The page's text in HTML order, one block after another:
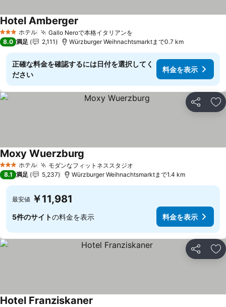
3 ホテルのランク
ホテル Gallo Neroで本格イタリアンを
Hotel Amberger
8.0 満足 2,111 Würzburger Weihnachtsmarktまで0.7 km
正確な料金を確認するには日付を選択してく
ださい
料金を表示
シェア お
3 ホテルのランク
ホテル モダンなフィットネススタジオ
Moxy Wuerzburg
8.1 満足 5,237 Würzburger Weihnachtsmarktまで1.4 km
最安値 ￥11,981
5件のサイトの料金を表示 料金を表示
シェア お
Hotel Franziskaner